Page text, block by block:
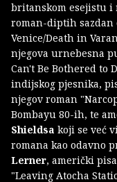
britanskom esejistu i
roman-diptih sazdan
Venice/Death in
njegova urnebesna
Can't Be Bothered to
indijskog pjesnika,
njegov roman
Bombayu 80-ih, te
Shieldsa koji se već
romana kao odavno
Lerner, američki
"Leaving Atocha